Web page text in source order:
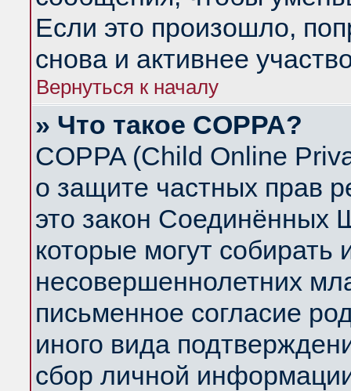
Если это произошло,
снова и активнее
Вернуться к началу
» Что такое COPPA?
COPPA (Child Online
о защите частных прав
это закон Соединённых
которые могут
несовершеннолетних
письменное согласие
иного вида
сбор личной